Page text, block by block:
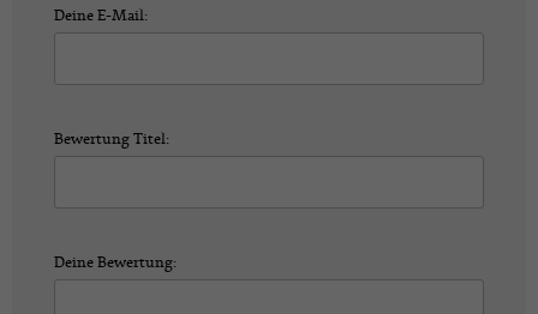
Deine E-Mail:
Bewertung Titel:
Deine Bewertung: